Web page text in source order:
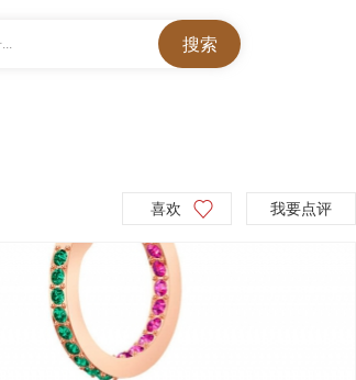
喜欢 我要点评